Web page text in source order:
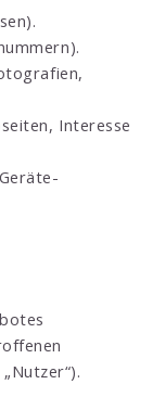
Interesse